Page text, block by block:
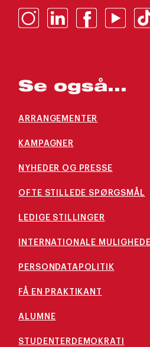
Se også...
ARRANGEMENTER
KAMPAGNER
NYHEDER OG PRESSE
OFTE STILLEDE SPØRGSMÅL
LEDIGE STILLINGER
INTERNATIONALE
PERSONDATAPOLITIK
FÅ EN PRAKTIKANT
ALUMNE
STUDENTERDEMOKRATI